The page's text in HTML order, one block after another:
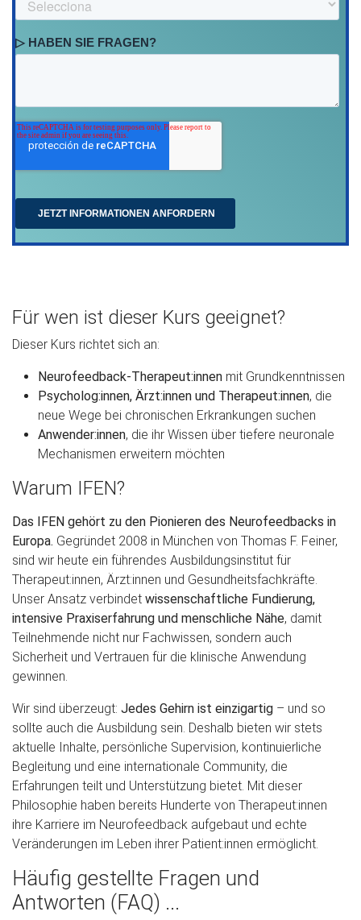
Für wen ist dieser Kurs geeignet?
Dieser Kurs richtet sich an:
Neurofeedback-Therapeut:innen mit Grundkenntnissen
Psycholog:innen, Ärzt:innen und Therapeut:innen, die
neue Wege bei chronischen Erkrankungen suchen
Anwender:innen, die ihr Wissen über tiefere neuronale
Mechanismen erweitern möchten
Warum IFEN?
Das IFEN gehört zu den Pionieren des Neurofeedbacks in
Europa. Gegründet 2008 in München von Thomas F. Feiner,
sind wir heute ein führendes Ausbildungsinstitut für
Therapeut:innen, Ärzt:innen und Gesundheitsfachkräfte.
Unser Ansatz verbindet wissenschaftliche Fundierung,
intensive Praxiserfahrung und menschliche Nähe, damit
Teilnehmende nicht nur Fachwissen, sondern auch
Sicherheit und Vertrauen für die klinische Anwendung
gewinnen.
Wir sind überzeugt: Jedes Gehirn ist einzigartig – und so
sollte auch die Ausbildung sein. Deshalb bieten wir stets
aktuelle Inhalte, persönliche Supervision, kontinuierliche
Begleitung und eine internationale Community, die
Erfahrungen teilt und Unterstützung bietet. Mit dieser
Philosophie haben bereits Hunderte von Therapeut:innen
ihre Karriere im Neurofeedback aufgebaut und echte
Veränderungen im Leben ihrer Patient:innen ermöglicht.
Häufig gestellte Fragen und
Antworten (FAQ) ...